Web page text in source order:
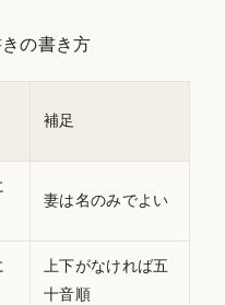
の書き方
補足
妻は名のみでよい
上下がなければ五
十音順